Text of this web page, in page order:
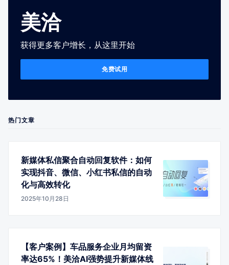
美洽
获得更多客户增长，从这里开始
免费试用
热门文章
新媒体私信聚合自动回复软件：如何
实现抖音、微信、小红书私信的自动
化与高效转化
2025年10月28日
【客户案例】车品服务企业月均留资
率达65%！美洽AI强势提升新媒体线